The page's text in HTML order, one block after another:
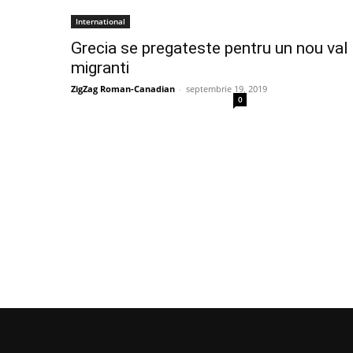
International
Grecia se pregateste pentru un nou val
migranti
ZigZag Roman-Canadian - septembrie 19, 2019
0